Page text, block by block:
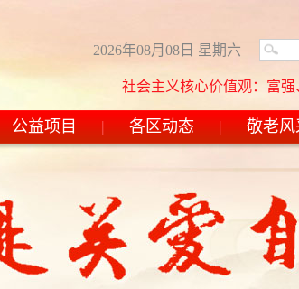
2026年08月08日 星期六
社会主义核心价值观：富强、
公益项目 | 各区动态 | 敬老风